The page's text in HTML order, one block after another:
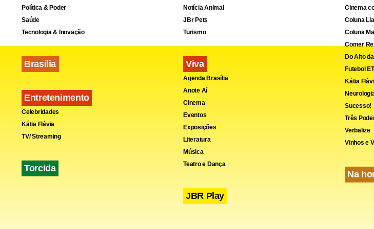
Facebook
WhatsApp Share
Política & Poder
Saúde
Tecnologia & Inovação
Brasília
Entretenimento
Celebridades
Kátia Flávia
TV/ Streaming
Torcida
Notícia Animal
JBr Pets
Turismo
Viva
Agenda Brasília
Anote Aí
Cinema
Eventos
Exposições
Literatura
Música
Teatro e Dança
JBR Play
Cinema
Coluna
Coluna
Comer
Do Alto
Futebol
Kátia
Sucesso!
Três
Verbalize
Vinhos e
Na